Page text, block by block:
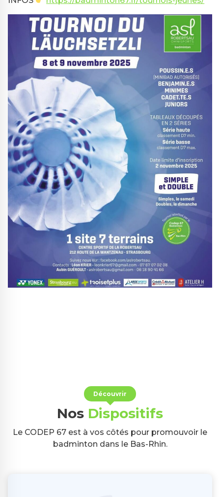
Découvrir
Nos Dispositifs
Le CODEP 67 est à vos côtés pour promouvoir le
badminton dans le Bas-Rhin.